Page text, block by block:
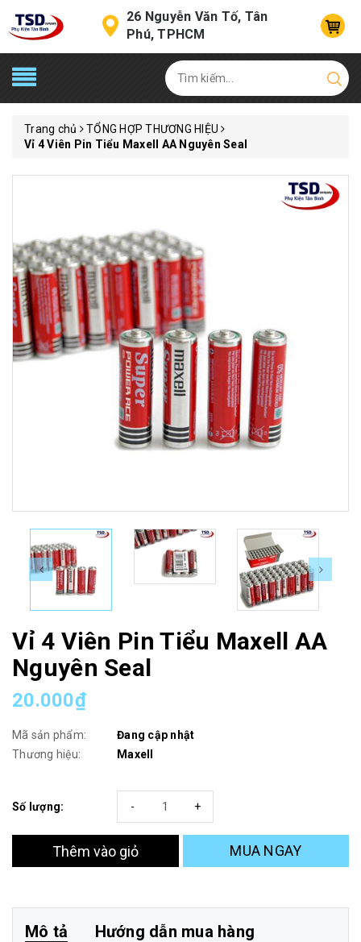
26 Nguyễn Văn Tố, Tân
Phú, TPHCM
Trang chủ
TỔNG HỢP THƯƠNG HIỆU
Vỉ 4 Viên Pin Tiểu Maxell AA Nguyên Seal
Vỉ 4 Viên Pin Tiểu Maxell AA
Nguyên Seal
20.000₫
Mã sản phẩm:
Đang cập nhật
Thương hiệu:
Maxell
Số lượng: +
-
Thêm vào giỏ MUA NGAY
Mô tả Hướng dẫn mua hàng